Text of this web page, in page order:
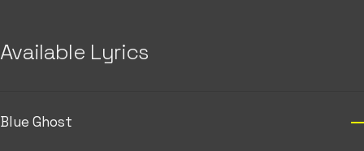
Available Lyrics
Blue Ghost